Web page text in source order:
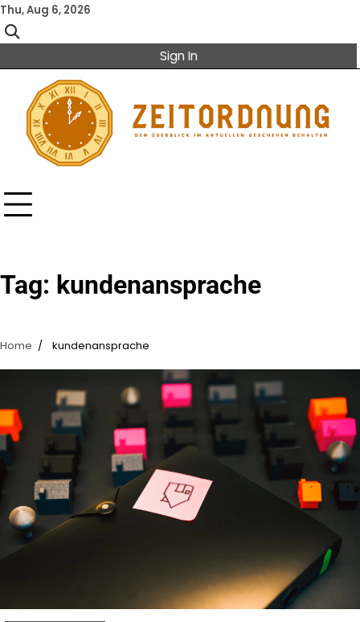
Skip
to
content
Thu, Aug 6, 2026
Sign In
Tag: kundenansprache
Home kundenansprache